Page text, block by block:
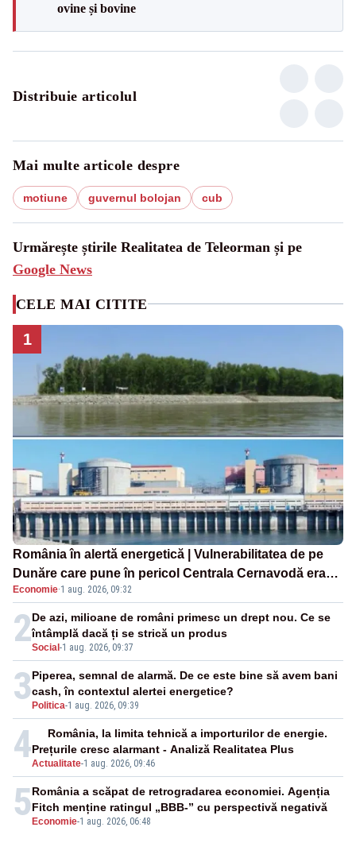
ovine și bovine
Distribuie articolul
Mai multe articole despre
motiune guvernul bolojan cub
Urmărește știrile Realitatea de Teleorman și pe
Google News
CELE MAI CITITE
1
România în alertă energetică | Vulnerabilitatea de pe
Dunăre care pune în pericol Centrala Cernavodă era
cunoscută de pe vremea lui Ceaușescu
Economie·1 aug. 2026, 09:32
2Social -1 aug. 2026, 09:37
De azi, milioane de români primesc un drept nou. Ce se
întâmplă dacă ți se strică un produs
3 Politica-1 aug. 2026, 09:39
Piperea, semnal de alarmă. De ce este bine să avem bani
cash, în contextul alertei energetice?
4Actualitate-1 aug. 2026, 09:46
România, la limita tehnică a importurilor de energie.
Prețurile cresc alarmant - Analiză Realitatea Plus
5 Economie-1 aug. 2026, 06:48
România a scăpat de retrogradarea economiei. Agenția
Fitch menține ratingul „BBB-” cu perspectivă negativă